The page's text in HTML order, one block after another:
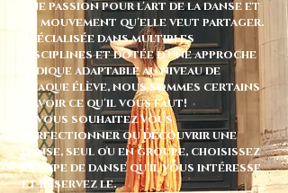
une passion pour l'art de la danse et
du mouvement qu'elle veut partager.
Spécialisée dans multiples
disciplines et dotée d'une approche
ludique adaptable au niveau de
chaque élève, nous sommes certains
d'avoir ce qu'il vous faut!
Si vous souhaitez vous
perfectionner ou découvrir une
danse, seul ou en groupe, choisissez
le type de danse qu'il vous intéresse
et réservez le.